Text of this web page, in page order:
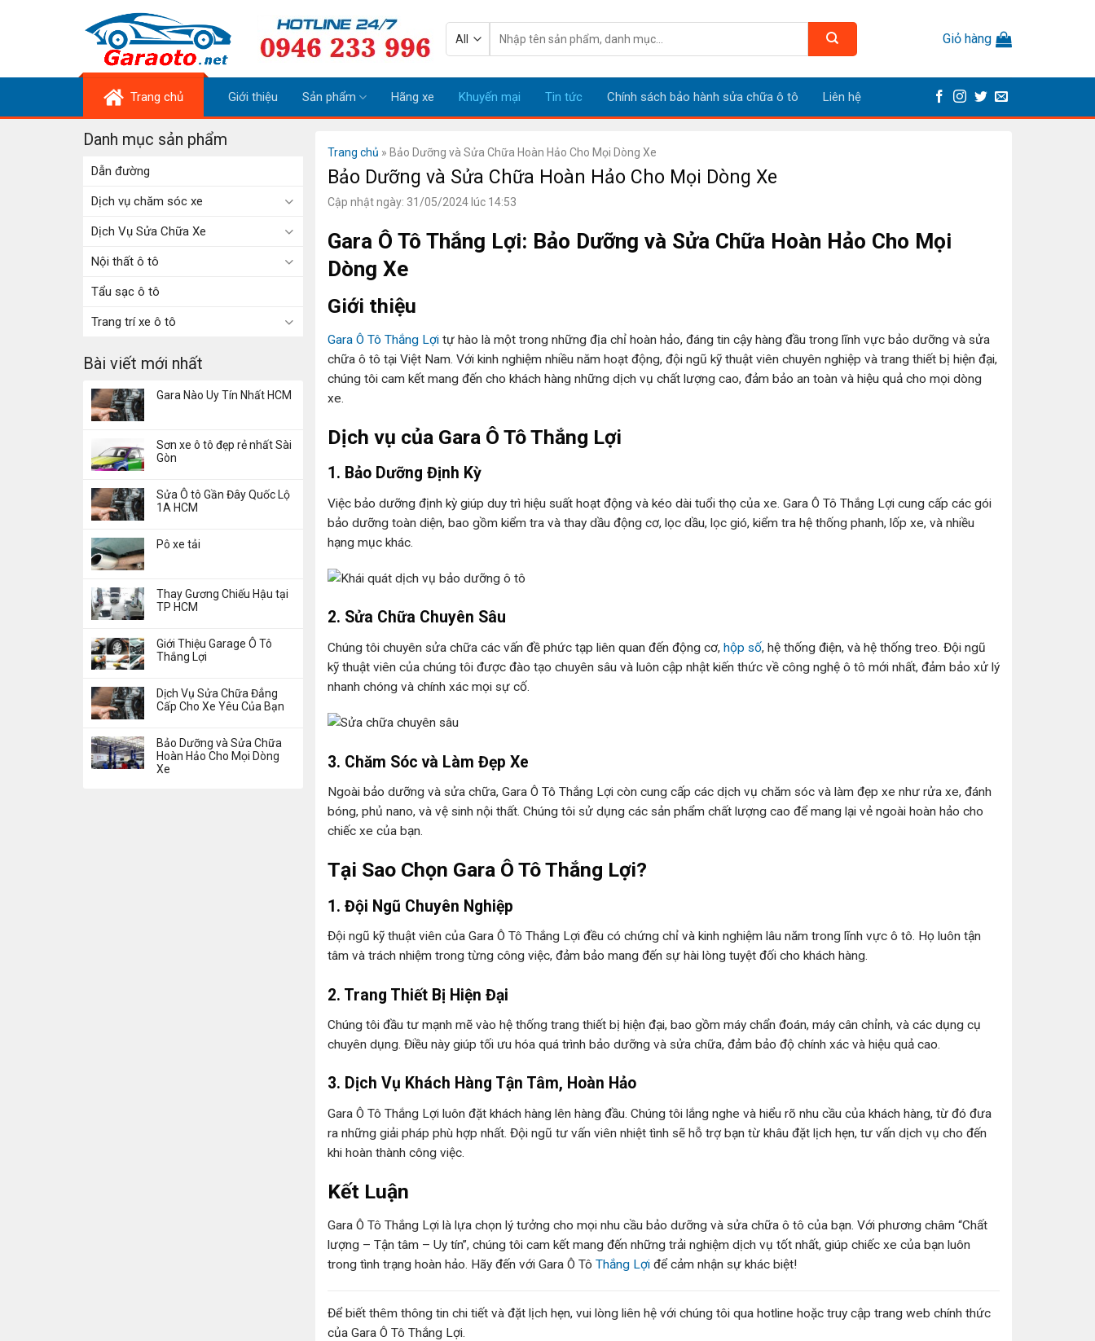
kiếm:
Giỏ hàng
Trang chủ Giới thiệu Sản phẩm Hãng xe Khuyến mại Tin tức Chính sách bảo hành sửa chữa ô tô Liên hệ
Danh mục sản phẩm
Dẫn đường
Dịch vụ chăm sóc xe
Dịch Vụ Sửa Chữa Xe
Nội thất ô tô
Tẩu sạc ô tô
Trang trí xe ô tô
Bài viết mới nhất
Gara Nào Uy Tín Nhất HCM
Sơn xe ô tô đẹp rẻ nhất Sài
Gòn
Sửa Ô tô Gần Đây Quốc Lộ
1A HCM
Pô xe tải
Thay Gương Chiếu Hậu tại
TP HCM
Giới Thiệu Garage Ô Tô
Thắng Lợi
Dịch Vụ Sửa Chữa Đẳng
Cấp Cho Xe Yêu Của Bạn
Bảo Dưỡng và Sửa Chữa
Hoàn Hảo Cho Mọi Dòng
Xe
Trang chủ » Bảo Dưỡng và Sửa Chữa Hoàn Hảo Cho Mọi Dòng Xe
Bảo Dưỡng và Sửa Chữa Hoàn Hảo Cho Mọi Dòng Xe
Cập nhật ngày: 31/05/2024 lúc 14:53
Gara Ô Tô Thắng Lợi: Bảo Dưỡng và Sửa Chữa Hoàn Hảo Cho Mọi
Dòng Xe
Giới thiệu
Gara Ô Tô Thắng Lợi tự hào là một trong những địa chỉ hoàn hảo, đáng tin cậy hàng đầu trong lĩnh vực bảo dưỡng và sửa
chữa ô tô tại Việt Nam. Với kinh nghiệm nhiều năm hoạt động, đội ngũ kỹ thuật viên chuyên nghiệp và trang thiết bị hiện đại,
chúng tôi cam kết mang đến cho khách hàng những dịch vụ chất lượng cao, đảm bảo an toàn và hiệu quả cho mọi dòng
xe.
Dịch vụ của Gara Ô Tô Thắng Lợi
1. Bảo Dưỡng Định Kỳ
Việc bảo dưỡng định kỳ giúp duy trì hiệu suất hoạt động và kéo dài tuổi thọ của xe. Gara Ô Tô Thắng Lợi cung cấp các gói
bảo dưỡng toàn diện, bao gồm kiểm tra và thay dầu động cơ, lọc dầu, lọc gió, kiểm tra hệ thống phanh, lốp xe, và nhiều
hạng mục khác.
2. Sửa Chữa Chuyên Sâu
Chúng tôi chuyên sửa chữa các vấn đề phức tạp liên quan đến động cơ, hộp số, hệ thống điện, và hệ thống treo. Đội ngũ
kỹ thuật viên của chúng tôi được đào tạo chuyên sâu và luôn cập nhật kiến thức về công nghệ ô tô mới nhất, đảm bảo xử lý
nhanh chóng và chính xác mọi sự cố.
3. Chăm Sóc và Làm Đẹp Xe
Ngoài bảo dưỡng và sửa chữa, Gara Ô Tô Thắng Lợi còn cung cấp các dịch vụ chăm sóc và làm đẹp xe như rửa xe, đánh
bóng, phủ nano, và vệ sinh nội thất. Chúng tôi sử dụng các sản phẩm chất lượng cao để mang lại vẻ ngoài hoàn hảo cho
chiếc xe của bạn.
Tại Sao Chọn Gara Ô Tô Thắng Lợi?
1. Đội Ngũ Chuyên Nghiệp
Đội ngũ kỹ thuật viên của Gara Ô Tô Thắng Lợi đều có chứng chỉ và kinh nghiệm lâu năm trong lĩnh vực ô tô. Họ luôn tận
tâm và trách nhiệm trong từng công việc, đảm bảo mang đến sự hài lòng tuyệt đối cho khách hàng.
2. Trang Thiết Bị Hiện Đại
Chúng tôi đầu tư mạnh mẽ vào hệ thống trang thiết bị hiện đại, bao gồm máy chẩn đoán, máy cân chỉnh, và các dụng cụ
chuyên dụng. Điều này giúp tối ưu hóa quá trình bảo dưỡng và sửa chữa, đảm bảo độ chính xác và hiệu quả cao.
3. Dịch Vụ Khách Hàng Tận Tâm, Hoàn Hảo
Gara Ô Tô Thắng Lợi luôn đặt khách hàng lên hàng đầu. Chúng tôi lắng nghe và hiểu rõ nhu cầu của khách hàng, từ đó đưa
ra những giải pháp phù hợp nhất. Đội ngũ tư vấn viên nhiệt tình sẽ hỗ trợ bạn từ khâu đặt lịch hẹn, tư vấn dịch vụ cho đến
khi hoàn thành công việc.
Kết Luận
Gara Ô Tô Thắng Lợi là lựa chọn lý tưởng cho mọi nhu cầu bảo dưỡng và sửa chữa ô tô của bạn. Với phương châm “Chất
lượng – Tận tâm – Uy tín”, chúng tôi cam kết mang đến những trải nghiệm dịch vụ tốt nhất, giúp chiếc xe của bạn luôn
trong tình trạng hoàn hảo. Hãy đến với Gara Ô Tô Thắng Lợi để cảm nhận sự khác biệt!
Để biết thêm thông tin chi tiết và đặt lịch hẹn, vui lòng liên hệ với chúng tôi qua hotline hoặc truy cập trang web chính thức
của Gara Ô Tô Thắng Lợi.